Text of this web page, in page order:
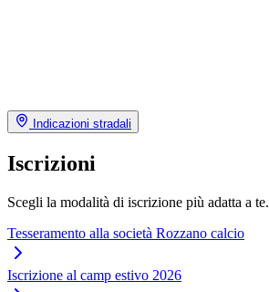
Indicazioni stradali
Iscrizioni
Scegli la modalità di iscrizione più adatta a te.
Tesseramento alla società Rozzano calcio
Iscrizione al camp estivo 2026